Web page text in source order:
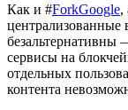
Как и #ForkGoogle,
централизованные
безальтернативны
сервисы на
отдельных
контента